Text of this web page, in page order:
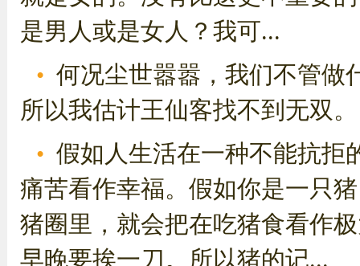
是男人或是女人？我可...
何况尘世嚣嚣，我们不管做
所以我估计王仙客找不到无双。
假如人生活在一种不能抗拒
痛苦看作幸福。假如你是一只
猪圈里，就会把在吃猪食看作
早晚要挨一刀。所以猪的记...